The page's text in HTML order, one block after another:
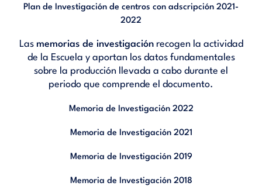
Plan de Investigación de centros con adscripción 2021-
2022
Las memorias de investigaciónrecogen la actividad
de la Escuela y aportan los datos fundamentales
sobre la producción llevada a cabo durante el
periodo que comprende el documento.
Memoria de Investigación 2022
Memoria de Investigación 2021
Memoria de Investigación 2019
Memoria de Investigación 2018